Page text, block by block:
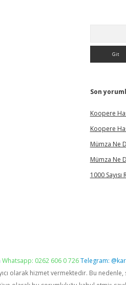
Son
Koopere
Koopere
Mümza Ne
Mümza Ne
1000 Sayısı
Whatsapp: 0262 606 0 726Telegram:
olarak hizmet vermektedir. Bu